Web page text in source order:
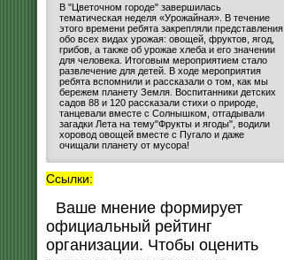
В "Цветочном городе" завершилась
тематическая неделя «Урожайная». В течение
этого времени ребята закрепляли представления
обо всех видах урожая: овощей, фруктов, ягод,
грибов, а также об урожае хлеба и его значении
для человека. Итоговым мероприятием стало
развлечение для детей. В ходе мероприятия
ребята вспомнили и рассказали о том, как мы
бережем планету Земля. Воспитанники детских
садов 88 и 120 рассказали стихи о природе,
танцевали вместе с Солнышком, отгадывали
загадки Лета на тему"Фрукты и ягоды", водили
хоровод овощей вместе с Пугало и даже
очищали планету от мусора!
Ссылки:
Ваше мнение формирует
официальный рейтинг
организации. Чтобы оценить